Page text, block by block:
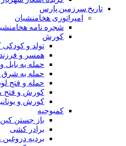
تاریخ سرزمین پارس
امپراتوری هخامنشیان
شجره نامه
کورش
تولد و
همسر و
حمله به
حمله به
حمله و فتح
کورش و فتح
کورش و
کمبوجیه
باز جستن کین
برادر کشی
بردیه